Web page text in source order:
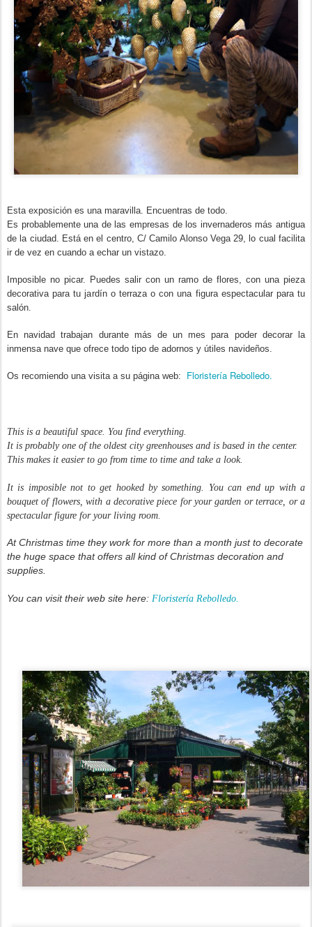
Esta exposición es una maravilla. Encuentras de todo.
Es probablemente una de las empresas de los invernaderos más antigua
de la ciudad. Está en el centro, C/ Camilo Alonso Vega 29, lo cual facilita
ir de vez en cuando a echar un vistazo.
Imposible no picar. Puedes salir con un ramo de flores, con una pieza
decorativa para tu jardín o terraza o con una figura espectacular para tu
salón.
En navidad trabajan durante más de un mes para poder decorar la
inmensa nave que ofrece todo tipo de adornos y útiles navideños.
Os recomiendo una visita a su página web: Floristería Rebolledo.
This is a beautiful space. You find everything.
It is probably one of the oldest city greenhouses and is based in the center.
This makes it easier to go from time to time and take a look.
It is imposible not to get hooked by something. You can end up with a
bouquet of flowers, with a decorative piece for your garden or terrace, or a
spectacular figure for your living room.
At Christmas time they work for more than a month just to decorate
the huge space that offers all kind of Christmas decoration and
supplies.
You can visit their web site here: Floristería Rebolledo.